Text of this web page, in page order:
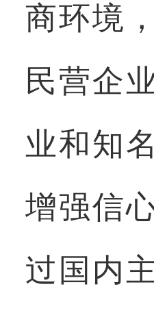
商环境
民营企
业和知
增强信
过国内